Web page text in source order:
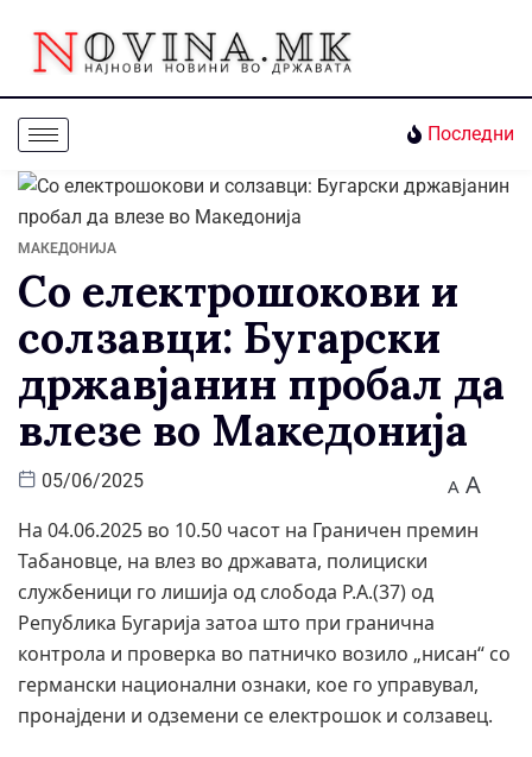
Последни
МАКЕДОНИЈА
Со електрошокови и
солзавци: Бугарски
државјанин пробал да
влезе во Македонија
05/06/2025 A A
На 04.06.2025 во 10.50 часот на Граничен премин
Табановце, на влез во државата, полициски
службеници го лишија од слобода Р.А.(37) од
Република Бугарија затоа што при гранична
контрола и проверка во патничко возило „нисан“ со
германски национални ознаки, кое го управувал,
пронајдени и одземени се електрошок и солзавец.